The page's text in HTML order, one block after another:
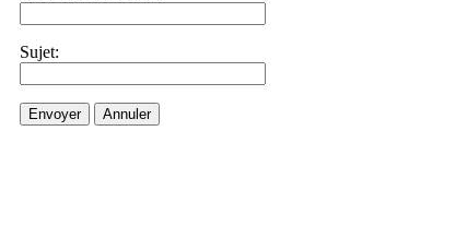
Sujet:
Envoyer Annuler